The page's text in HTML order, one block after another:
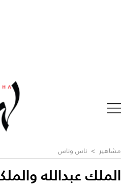
مشاهير > ناس وناس
الملك عبدالله